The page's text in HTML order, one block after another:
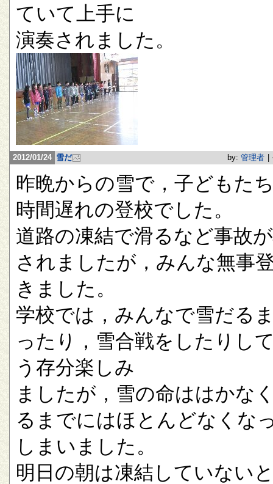
ていて上手に
演奏されました。
2012/01/24 雪だ by: 管理者
昨晩からの雪で，子どもた
時間遅れの登校でした。
道路の凍結で滑るなど事故
されましたが，みんな無事
きました。
学校では，みんなで雪だる
ったり，雪合戦をしたりし
う存分楽しみ
ましたが，雪の命ははかな
るまでにはほとんどなくな
しまいました。
明日の朝は凍結していない